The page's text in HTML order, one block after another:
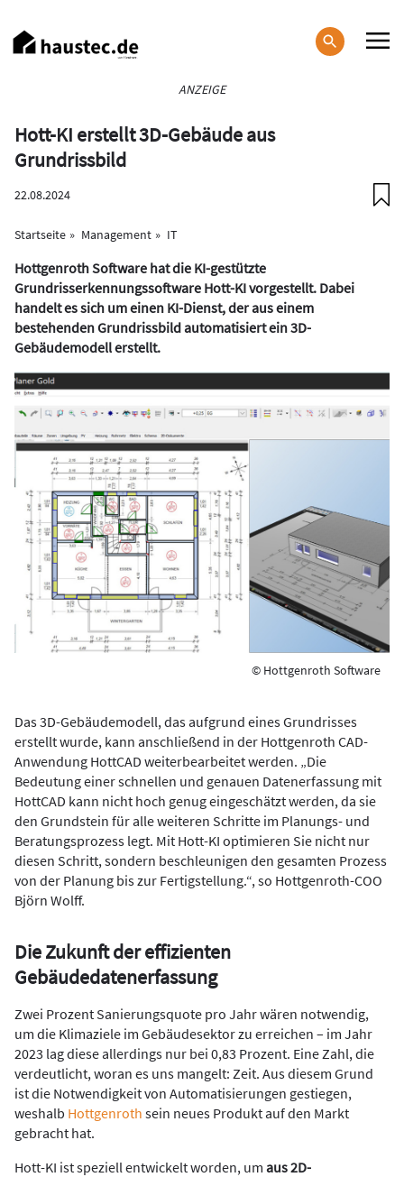
zum
Inhalt
ANZEIGE
Hott-KI erstellt 3D-Gebäude aus
Grundrissbild
22.08.2024
Startseite Management IT
Hottgenroth Software hat die KI-gestützte
Grundrisserkennungssoftware Hott-KI vorgestellt. Dabei
handelt es sich um einen KI-Dienst, der aus einem
bestehenden Grundrissbild automatisiert ein 3D-
Gebäudemodell erstellt.
© Hottgenroth Software
Das 3D-Gebäudemodell, das aufgrund eines Grundrisses
erstellt wurde, kann anschließend in der Hottgenroth CAD-
Anwendung HottCAD weiterbearbeitet werden. „Die
Bedeutung einer schnellen und genauen Datenerfassung mit
HottCAD kann nicht hoch genug eingeschätzt werden, da sie
den Grundstein für alle weiteren Schritte im Planungs- und
Beratungsprozess legt. Mit Hott-KI optimieren Sie nicht nur
diesen Schritt, sondern beschleunigen den gesamten Prozess
von der Planung bis zur Fertigstellung.“, so Hottgenroth-COO
Björn Wolff.
Die Zukunft der effizienten
Gebäudedatenerfassung
Zwei Prozent Sanierungsquote pro Jahr wären notwendig,
um die Klimaziele im Gebäudesektor zu erreichen – im Jahr
2023 lag diese allerdings nur bei 0,83 Prozent. Eine Zahl, die
verdeutlicht, woran es uns mangelt: Zeit. Aus diesem Grund
ist die Notwendigkeit von Automatisierungen gestiegen,
weshalb Hottgenroth sein neues Produkt auf den Markt
gebracht hat.
Hott-KI ist speziell entwickelt worden, um aus 2D-